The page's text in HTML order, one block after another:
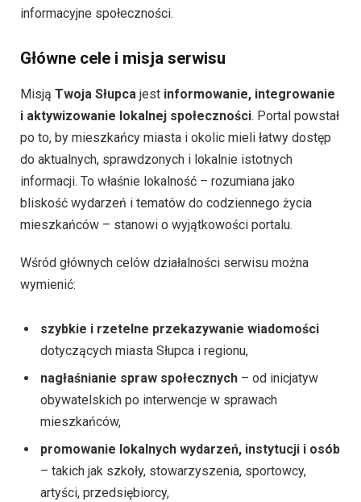
informacyjne społeczności.
Główne cele i misja serwisu
Misją Twoja Słupca jest informowanie, integrowanie
i aktywizowanie lokalnej społeczności. Portal powstał
po to, by mieszkańcy miasta i okolic mieli łatwy dostęp
do aktualnych, sprawdzonych i lokalnie istotnych
informacji. To właśnie lokalność – rozumiana jako
bliskość wydarzeń i tematów do codziennego życia
mieszkańców – stanowi o wyjątkowości portalu.
Wśród głównych celów działalności serwisu można
wymienić:
szybkie i rzetelne przekazywanie wiadomości
dotyczących miasta Słupca i regionu,
nagłaśnianie spraw społecznych – od inicjatyw
obywatelskich po interwencje w sprawach
mieszkańców,
promowanie lokalnych wydarzeń, instytucji i osób
– takich jak szkoły, stowarzyszenia, sportowcy,
artyści, przedsiębiorcy,